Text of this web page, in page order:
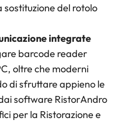
sostituzione del rotolo
integrate
barcode reader
oltre che moderni
di sfruttare appieno le
software RistorAndro
per la Ristorazione e